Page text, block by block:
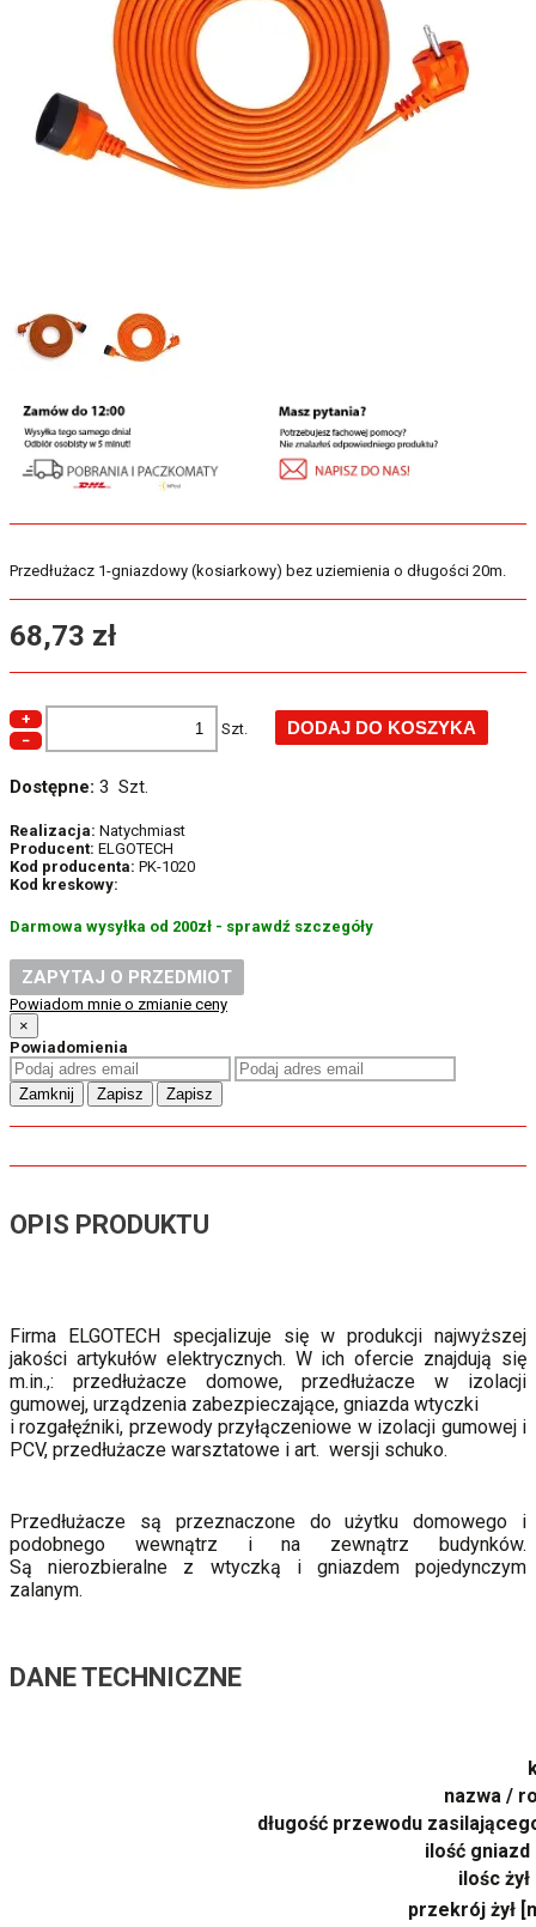
Przedłużacz 1-gniazdowy (kosiarkowy) bez uziemienia o długości 20m.
68,73 zł
+
−
Szt.
Dostępne: 3 Szt.
Realizacja: Natychmiast
Producent: ELGOTECH
Kod producenta: PK-1020
Kod kreskowy:
Darmowa wysyłka od 200zł - sprawdź szczegóły
ZAPYTAJ O PRZEDMIOT
Powiadom mnie o zmianie ceny
×
Powiadomienia
Zamknij Zapisz Zapisz
OPIS PRODUKTU
Firma ELGOTECH specjalizuje się w produkcji najwyższej
jakości artykułów elektrycznych. W ich ofercie znajdują się
m.in.,: przedłużacze domowe, przedłużacze w izolacji
gumowej, urządzenia zabezpieczające, gniazda wtyczki
i rozgałęźniki, przewody przyłączeniowe w izolacji gumowej i
PCV, przedłużacze warsztatowe i art. wersji schuko.
Przedłużacze są przeznaczone do użytku domowego i
podobnego wewnątrz i na zewnątrz budynków.
Są nierozbieralne z wtyczką i gniazdem pojedynczym
zalanym.
DANE TECHNICZNE
nazwa /
długość przewodu
ilość
ilośc
przekrój żył